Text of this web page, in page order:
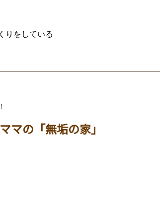
りをしている
の「無垢の家」